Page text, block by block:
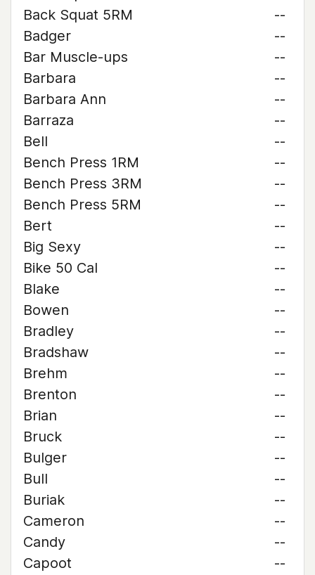
Back Squat 5RM
--
Badger
--
Bar Muscle-ups
--
Barbara
--
Barbara Ann
--
Barraza
--
Bell
--
Bench Press 1RM
--
Bench Press 3RM
--
Bench Press 5RM
--
Bert
--
Big Sexy
--
Bike 50 Cal
--
Blake
--
Bowen
--
Bradley
--
Bradshaw
--
Brehm
--
Brenton
--
Brian
--
Bruck
--
Bulger
--
Bull
--
Buriak
--
Cameron
--
Candy
--
Capoot
--